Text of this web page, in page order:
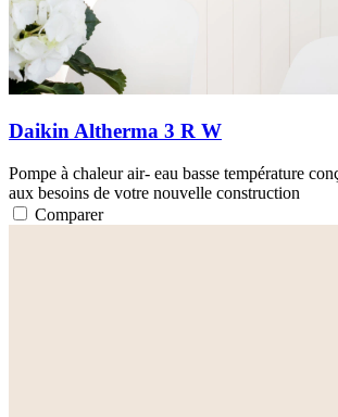
Daikin Altherma 3 R W
Pompe à chaleur air- eau basse température
aux besoins de votre nouvelle construction
Comparer